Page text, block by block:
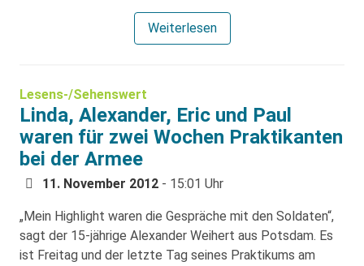
Weiterlesen
Lesens-/Sehenswert
Linda, Alexander, Eric und Paul
waren für zwei Wochen Praktikanten
bei der Armee
11. November 2012 - 15:01 Uhr
„Mein Highlight waren die Gespräche mit den Soldaten“,
sagt der 15-jährige Alexander Weihert aus Potsdam. Es
ist Freitag und der letzte Tag seines Praktikums am